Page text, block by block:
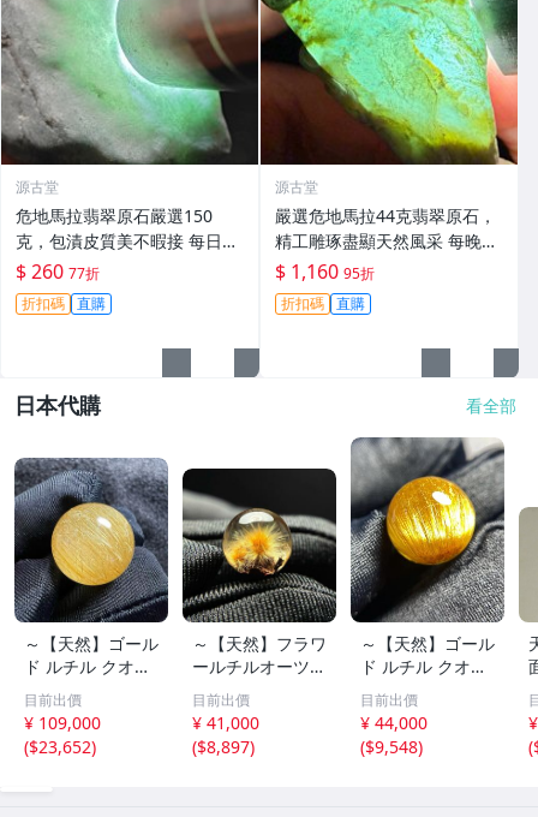
源古堂
危地馬拉翡翠原石嚴選150
克，包漬皮質美不暇接 每日拍
賣晚11點截標 真實成交 危地
馬拉、翡翠原石、包漿皮
$ 260 77折
折扣碼 直購
源古堂
嚴選危地馬拉44克翡翠原石，
精工雕琢盡顯天然風采 每晚11
點截標 日拍推薦 危地馬拉 翡
翠原石 雕琢作品
$ 1,160 95折
折扣碼 直購
日本代購 看全部
～【天然】ゴール
ド ルチル クオー
ツ 丸玉 18.2mm
8.5g
目前出價
¥ 109,000
($23,652)
～【天然】フラワ
ールチルオーツ
丸玉 10.5mm 1.6
g
目前出價
¥ 41,000
($8,897)
～【天然】ゴール
ド ルチル クオー
ツ 丸玉 13.7mm
3.7g
目前出價
¥ 44,000
($9,548)
(